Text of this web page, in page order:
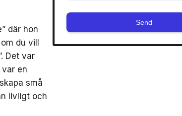
där hon
du vill
Det var
en
små
livligt och
Send